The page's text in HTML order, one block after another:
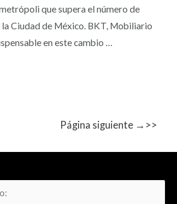
que supera el número de
Ciudad de México. BKT, Mobiliario
en este cambio …
Página siguiente →